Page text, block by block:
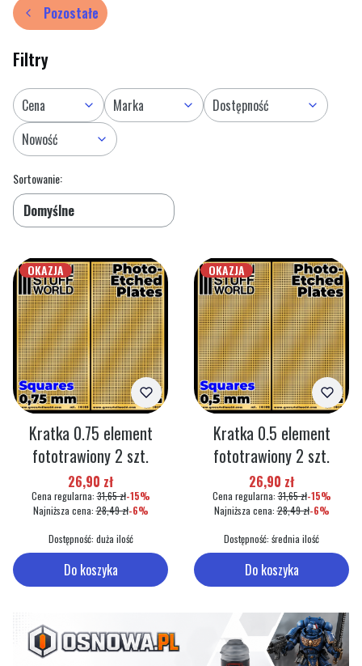
Pozostałe
Filtry
Cena Marka
Dostępność
Nowość
Koniec filtrów
Lista produktów
Sortowanie:
Domyślne
OKAZJA
Do koszyka
Kratka 0.75 element
fototrawiony 2 szt.
Cena promocyjna
26,90 zł
Cena regularna: 31,65 zł-15%
Najniższa cena: 28,49 zł-6%
Dostępność: duża ilość
OKAZJA
Do koszyka
Kratka 0.5 element
fototrawiony 2 szt.
Cena promocyjna
26,90 zł
Cena regularna: 31,65 zł-15%
Najniższa cena: 28,49 zł-6%
Dostępność: średnia ilość